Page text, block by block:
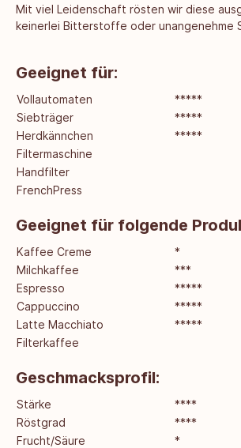
Mit viel Leidenschaft rösten wir diese
keinerlei Bitterstoffe oder unangenehme
Geeignet für:
Vollautomaten
*****
Siebträger
*****
Herdkännchen
*****
Filtermaschine
Handfilter
FrenchPress
Geeignet für folgende
Kaffee Creme
*
Milchkaffee
***
Espresso
*****
Cappuccino
*****
Latte Macchiato
*****
Filterkaffee
Geschmacksprofil:
Stärke
****
Röstgrad
****
Frucht/Säure
*